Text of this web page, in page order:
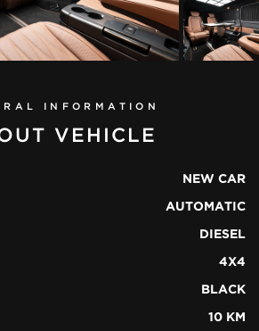
view all
44
INFORMATION
VEHICLE
NEW CAR
AUTOMATIC
DIESEL
4X4
BLACK
10 KM